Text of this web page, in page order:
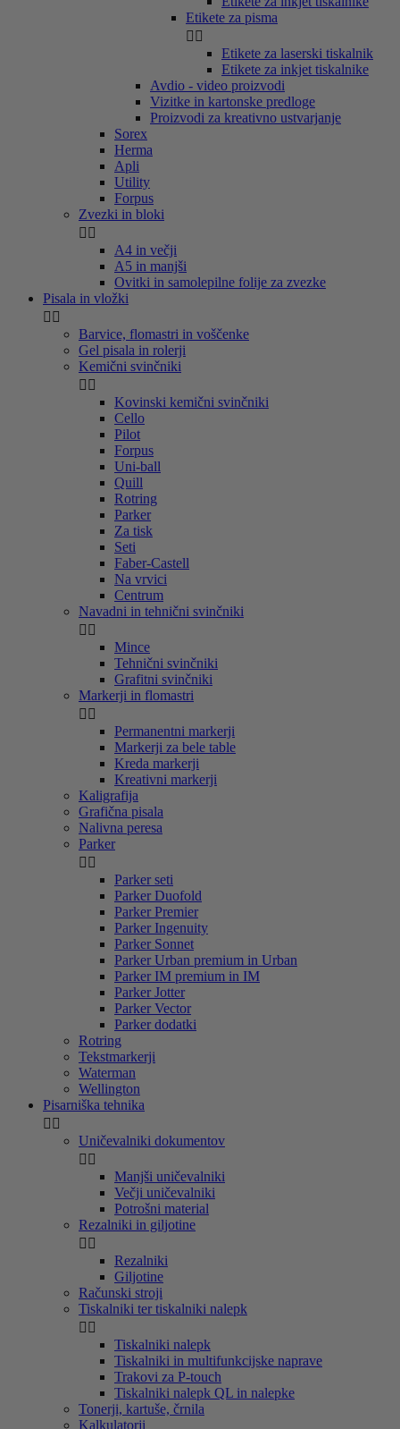
Etikete za pisma
 
Etikete za laserski tiskalnik
Etikete za inkjet tiskalnike
Avdio - video proizvodi
Vizitke in kartonske predloge
Proizvodi za kreativno ustvarjanje
Sorex
Herma
Apli
Utility
Forpus
Zvezki in bloki
 
A4 in večji
A5 in manjši
Ovitki in samolepilne folije za zvezke
Pisala in vložki
 
Barvice, flomastri in voščenke
Gel pisala in rolerji
Kemični svinčniki
 
Kovinski kemični svinčniki
Cello
Pilot
Forpus
Uni-ball
Quill
Rotring
Parker
Za tisk
Seti
Faber-Castell
Na vrvici
Centrum
Navadni in tehnični svinčniki
 
Mince
Tehnični svinčniki
Grafitni svinčniki
Markerji in flomastri
 
Permanentni markerji
Markerji za bele table
Kreda markerji
Kreativni markerji
Kaligrafija
Grafična pisala
Nalivna peresa
Parker
 
Parker seti
Parker Duofold
Parker Premier
Parker Ingenuity
Parker Sonnet
Parker Urban premium in Urban
Parker IM premium in IM
Parker Jotter
Parker Vector
Parker dodatki
Rotring
Tekstmarkerji
Waterman
Wellington
Pisarniška tehnika
 
Uničevalniki dokumentov
 
Manjši uničevalniki
Večji uničevalniki
Potrošni material
Rezalniki in giljotine
 
Rezalniki
Giljotine
Računski stroji
Tiskalniki ter tiskalniki nalepk
 
Tiskalniki nalepk
Tiskalniki in multifunkcijske naprave
Trakovi za P-touch
Tiskalniki nalepk QL in nalepke
Tonerji, kartuše, črnila
Kalkulatorji